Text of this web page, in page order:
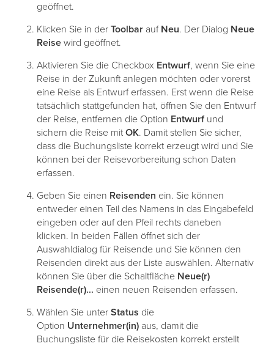
geöffnet.
Klicken Sie in der Toolbar auf Neu. Der Dialog Neue
Reise wird geöffnet.
Aktivieren Sie die Checkbox Entwurf, wenn Sie eine
Reise in der Zukunft anlegen möchten oder vorerst
eine Reise als Entwurf erfassen. Erst wenn die Reise
tatsächlich stattgefunden hat, öffnen Sie den Entwurf
der Reise, entfernen die Option Entwurfund
sichern die Reise mit OK. Damit stellen Sie sicher,
dass die Buchungsliste korrekt erzeugt wird und Sie
können bei der Reisevorbereitung schon Daten
erfassen.
Geben Sie einen Reisenden ein. Sie können
entweder einen Teil des Namens in das Eingabefeld
eingeben oder auf den Pfeil rechts daneben
klicken. In beiden Fällen öffnet sich der
Auswahldialog für Reisende und Sie können den
Reisenden direkt aus der Liste auswählen. Alternativ
können Sie über die Schaltfläche Neue(r)
Reisende(r)... einen neuen Reisenden erfassen.
Wählen Sie unter Status die
Option Unternehmer(in) aus, damit die
Buchungsliste für die Reisekosten korrekt erstellt